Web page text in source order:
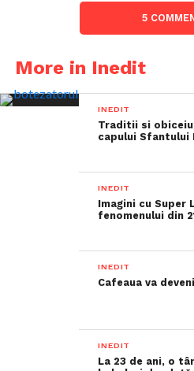
5
More in Inedit
INEDIT
Traditii si
capului Sfantului
INEDIT
Imagini cu Super
fenomenului din
INEDIT
Cafeaua va
INEDIT
La 23 de ani, o